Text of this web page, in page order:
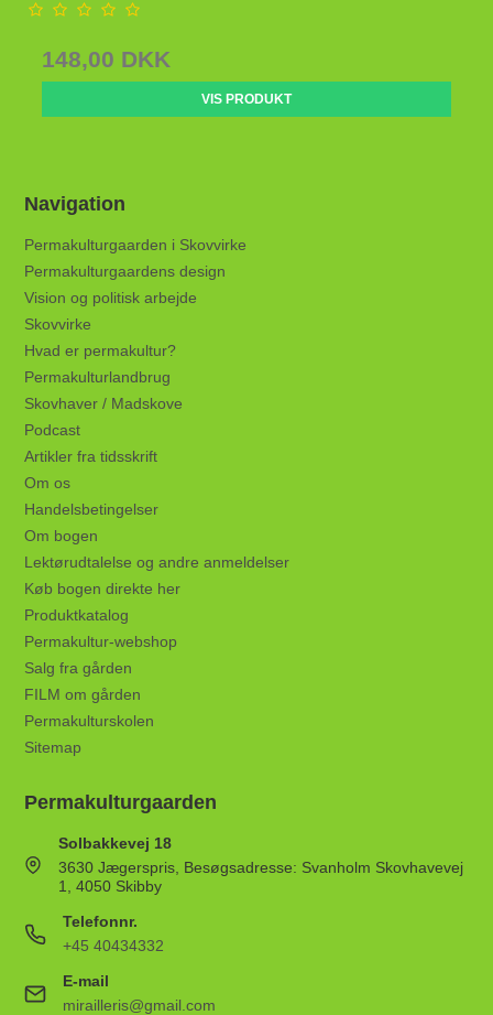
148,00 DKK
VIS PRODUKT
Navigation
Permakulturgaarden i Skovvirke
Permakulturgaardens design
Vision og politisk arbejde
Skovvirke
Hvad er permakultur?
Permakulturlandbrug
Skovhaver / Madskove
Podcast
Artikler fra tidsskrift
Om os
Handelsbetingelser
Om bogen
Lektørudtalelse og andre anmeldelser
Køb bogen direkte her
Produktkatalog
Permakultur-webshop
Salg fra gården
FILM om gården
Permakulturskolen
Sitemap
Permakulturgaarden
Solbakkevej 18
3630 Jægerspris, Besøgsadresse: Svanholm Skovhavevej
1, 4050 Skibby
Telefonnr.
+45 40434332
E-mail
mirailleris@gmail.com